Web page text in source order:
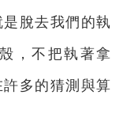
脫去我們的執
，不把執著拿
多的猜測與算